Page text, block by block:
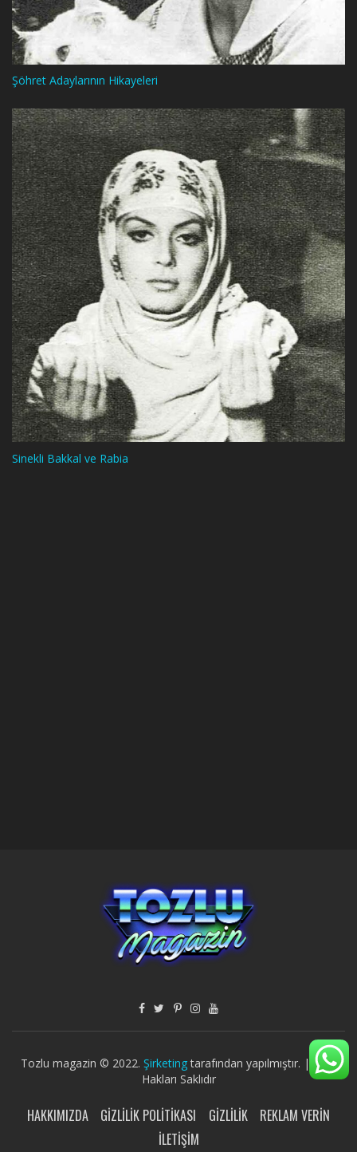
Şöhret Adaylarının Hikayeleri
Sinekli Bakkal ve Rabia
Tozlu magazin © 2022. Şirketingtarafından yapılmıştır. | Tüm
Hakları Saklıdır
HAKKIMIZDA GIZLILIK POLITIKASI GIZLILIK
REKLAM VERIN
İLETIŞIM